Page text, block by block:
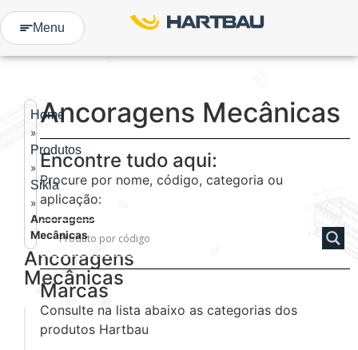
Menu
Ancoragens Mecânicas
Encontre tudo aqui:
Procure por nome, código, categoria ou
aplicação:
Marcas
Consulte na lista abaixo as categorias dos
produtos Hartbau
Home
»
Produtos
»
Sikla
»
Ancoragens
Mecânicas
Ancoragens
Mecânicas
Ancoragem